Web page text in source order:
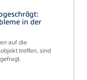
in der
auf die
treffen, sind